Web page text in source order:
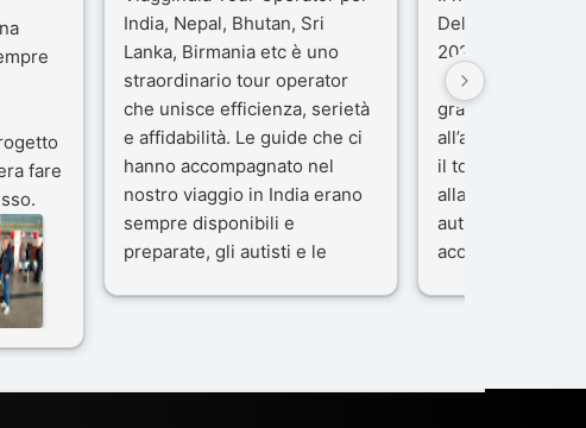
fare
in
5
è
India, Nepal, Bhutan, Sri
Lanka, Birmania etc è uno
straordinario tour operator
che unisce efficienza, serietà
e affidabilità. Le guide che ci
hanno accompagnato nel
nostro viaggio in India erano
sempre disponibili e
preparate, gli autisti e le
livello e di grande
Delhi e Varanasi
2025), è stata
che porteremo
gran parte del
all’agenzia che
il tour con cura e
alla nostra guida
autista che ci
accompagnati
L’organizzazione